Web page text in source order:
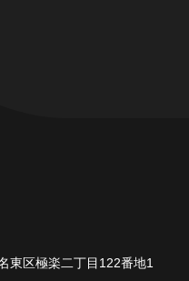
東区極楽二丁目122番地1